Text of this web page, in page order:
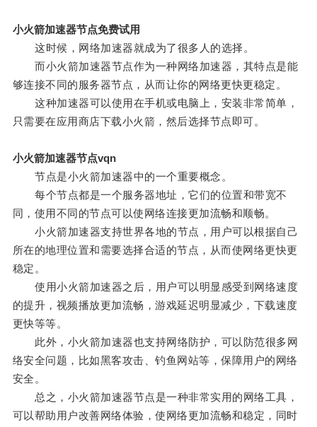
小火箭加速器节点免费试用
这时候，网络加速器就成为了很多人的选择。
而小火箭加速器节点作为一种网络加速器，其特点是能
够连接不同的服务器节点，从而让你的网络更快更稳定。
这种加速器可以使用在手机或电脑上，安装非常简单，
只需要在应用商店下载小火箭，然后选择节点即可。
小火箭加速器节点vqn
节点是小火箭加速器中的一个重要概念。
每个节点都是一个服务器地址，它们的位置和带宽不
同，使用不同的节点可以使网络连接更加流畅和顺畅。
小火箭加速器支持世界各地的节点，用户可以根据自己
所在的地理位置和需要选择合适的节点，从而使网络更快更
稳定。
使用小火箭加速器之后，用户可以明显感受到网络速度
的提升，视频播放更加流畅，游戏延迟明显减少，下载速度
更快等等。
此外，小火箭加速器也支持网络防护，可以防范很多网
络安全问题，比如黑客攻击、钓鱼网站等，保障用户的网络
安全。
总之，小火箭加速器节点是一种非常实用的网络工具，
可以帮助用户改善网络体验，使网络更加流畅和稳定，同时